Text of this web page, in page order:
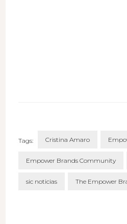
Tags: Cristina Amaro
Empower Brands Community
sic noticias The Empower